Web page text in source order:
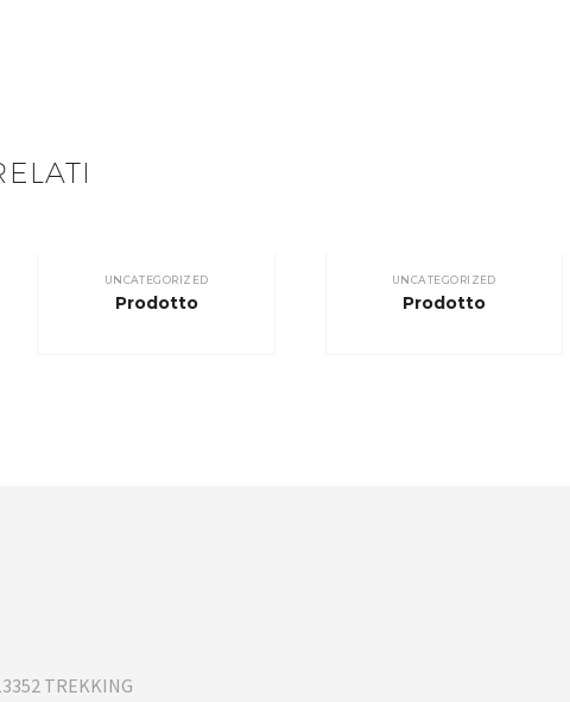
UNCATEGORIZED
Prodotto
UNCATEGORIZED
Prodotto
TREKKING